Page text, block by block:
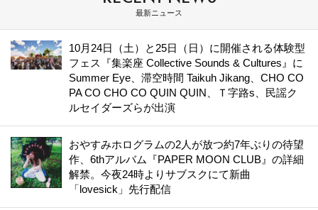
最新ニュース
10月24日（土）と25日（日）に開催される体験型
フェス『集楽座 Collective Sounds & Cultures』に
Summer Eye、滞空時間 Taikuh Jikang、CHO CO
PA CO CHO CO QUIN QUIN、Ｔ字路s、民謡ク
ルセイダーズらが出演
おやすみホログラムの2人が放つ約7年ぶりの待望
作、6thアルバム『PAPER MOON CLUB』の詳細
解禁。今夜24時よりサブスクにて新曲
「lovesick」先行配信